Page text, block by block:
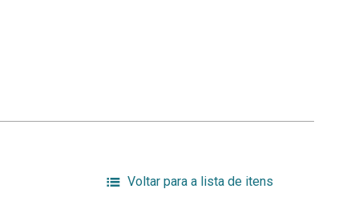
Voltar para a lista de itens